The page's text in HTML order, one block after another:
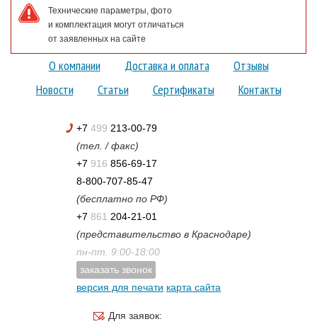
Технические параметры, фото
и комплектация могут отличаться
от заявленных на сайте
О компании Доставка и оплата
Отзывы
Новости
Статьи Сертификаты Контакты
+7 499 213-00-79
(тел. / факс)
+7 916 856-69-17
8-800-707-85-47
(бесплатно по РФ)
+7 861 204-21-01
(представительство в Краснодаре)
пн-пт. 9:00-18:00
заказать звонок
версия для печати карта сайта
Для заявок: